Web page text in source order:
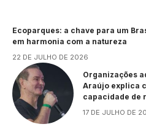
Ecoparques: a chave para um
em harmonia com a natureza
22 DE JULHO DE 2026
Organizações
Araújo explica
capacidade de
17 DE JULHO DE